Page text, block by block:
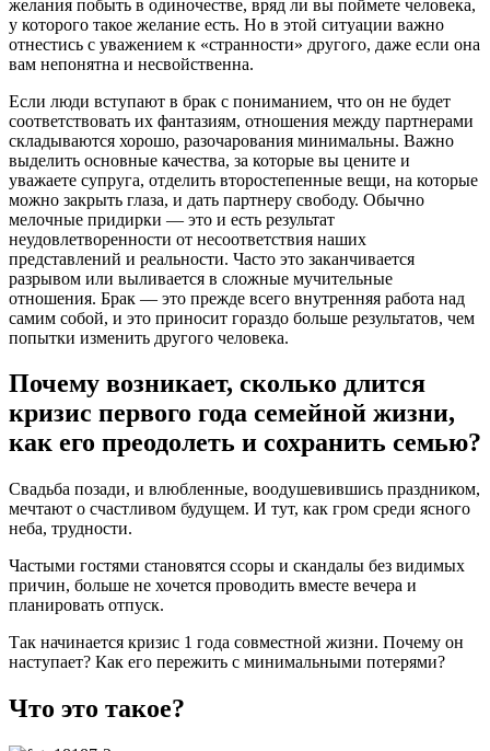
желания побыть в одиночестве, вряд ли вы поймете человека,
у которого такое желание есть. Но в этой ситуации важно
отнестись с уважением к «странности» другого, даже если она
вам непонятна и несвойственна.
Если люди вступают в брак с пониманием, что он не будет
соответствовать их фантазиям, отношения между партнерами
складываются хорошо, разочарования минимальны. Важно
выделить основные качества, за которые вы цените и
уважаете супруга, отделить второстепенные вещи, на которые
можно закрыть глаза, и дать партнеру свободу. Обычно
мелочные придирки — это и есть результат
неудовлетворенности от несоответствия наших
представлений и реальности. Часто это заканчивается
разрывом или выливается в сложные мучительные
отношения. Брак — это прежде всего внутренняя работа над
самим собой, и это приносит гораздо больше результатов, чем
попытки изменить другого человека.
Почему возникает, сколько длится
кризис первого года семейной жизни,
как его преодолеть и сохранить семью?
Свадьба позади, и влюбленные, воодушевившись праздником,
мечтают о счастливом будущем. И тут, как гром среди ясного
неба, трудности.
Частыми гостями становятся ссоры и скандалы без видимых
причин, больше не хочется проводить вместе вечера и
планировать отпуск.
Так начинается кризис 1 года совместной жизни. Почему он
наступает? Как его пережить с минимальными потерями?
Что это такое?